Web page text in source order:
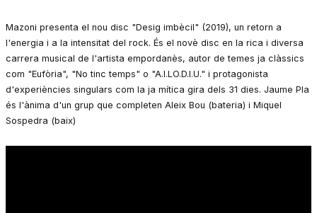
Mazoni presenta el nou disc "Desig imbècil" (2019), un retorn a
l'energia i a la intensitat del rock. És el novè disc en la rica i diversa
carrera musical de l'artista empordanès, autor de temes ja clàssics
com "Eufòria", "No tinc temps" o "A.I.LO.D.I.U." i protagonista
d'experiències singulars com la ja mítica gira dels 31 dies. Jaume Pla
és l'ànima d'un grup que completen Aleix Bou (bateria) i Miquel
Sospedra (baix)